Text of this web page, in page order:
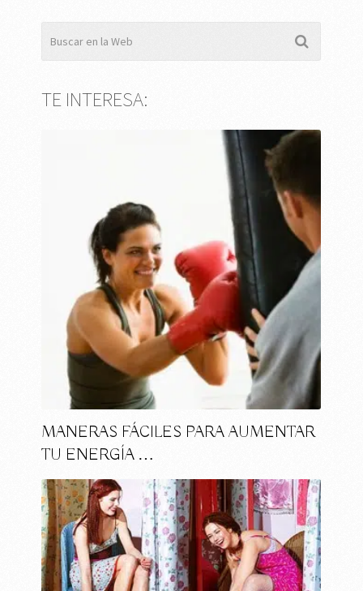
TE INTERESA:
MANERAS FÁCILES PARA AUMENTAR
TU ENERGÍA …